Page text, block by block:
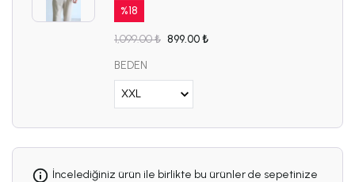
%18
1,099.00 ₺ 899.00 ₺
BEDEN
İncelediğiniz ürün ile birlikte bu ürünler de sepetinize